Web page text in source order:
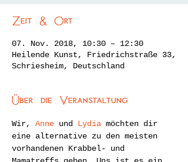
Zeit & Ort
07. Nov. 2018, 10:30 – 12:30
Heilende Kunst, Friedrichstraße 33,
Schriesheim, Deutschland
Über die Veranstaltung
Wir, Anne und Lydia möchten dir
eine alternative zu den meisten
vorhandenen Krabbel- und